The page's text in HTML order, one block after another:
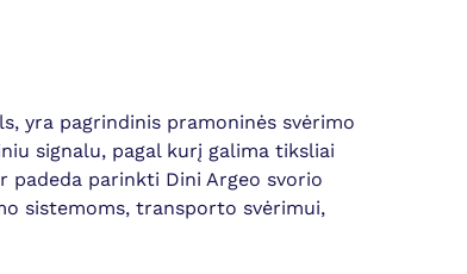
yra pagrindinis pramoninės svėrimo
signalu, pagal kurį galima tiksliai
padeda parinkti Dini Argeo svorio
sistemoms, transporto svėrimui,